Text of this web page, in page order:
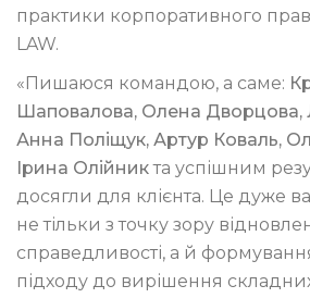
практики корпоративного
LAW.
«Пишаюся командою, а саме:
Шаповалова, Олена Дворцова,
Анна Поліщук, Артур Коваль,
Ірина Олійникта успішним
досягли для клієнта. Це дуже
не тільки з точку зору
справедливості, а й
підходу до вирішення